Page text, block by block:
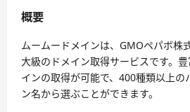
概要
ムームードメインは、GMOペパボ株
大級のドメイン取得サービスです。
インの取得が可能で、400種類以上の
ン名から選ぶことができます。